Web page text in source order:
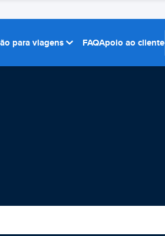
para viagens FAQApoio ao cliente